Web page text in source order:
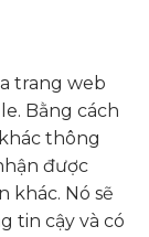
trang web
Bằng cách
thông
được
khác. Nó sẽ
tin cậy và có